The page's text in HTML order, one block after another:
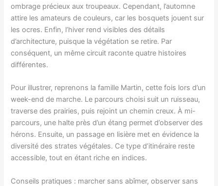
ombrage précieux aux troupeaux. Cependant, l’automne
attire les amateurs de couleurs, car les bosquets jouent sur
les ocres. Enfin, l’hiver rend visibles des détails
d’architecture, puisque la végétation se retire. Par
conséquent, un même circuit raconte quatre histoires
différentes.
Pour illustrer, reprenons la famille Martin, cette fois lors d’un
week-end de marche. Le parcours choisi suit un ruisseau,
traverse des prairies, puis rejoint un chemin creux. À mi-
parcours, une halte près d’un étang permet d’observer des
hérons. Ensuite, un passage en lisière met en évidence la
diversité des strates végétales. Ce type d’itinéraire reste
accessible, tout en étant riche en indices.
Conseils pratiques : marcher sans abîmer, observer sans